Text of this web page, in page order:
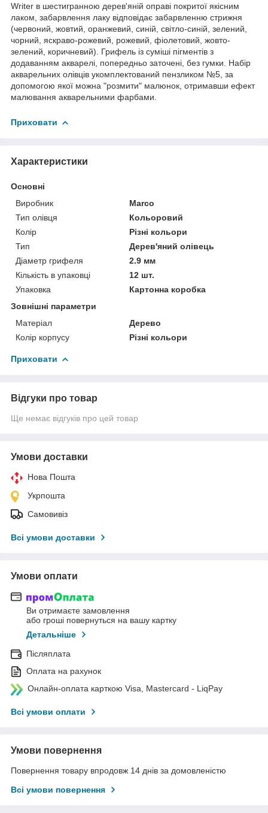
Writer в шестигранною дерев'яній оправі покритої якісним
лаком, забарвлення лаку відповідає забарвленню стрижня
(червоний, жовтий, оранжевий, синій, світло-синій, зелений,
чорний, яскраво-рожевий, рожевий, фіолетовий, жовто-
зелений, коричневий). Грифель із суміші пігментів з
додаванням акварелі, попередньо заточені, без гумки. Набір
акварельних олівців укомплектований пензликом №5, за
допомогою якої можна "розмити" малюнок, отримавши ефект
малювання акварельними фарбами.
Приховати
Характеристики
Основні
Виробник
Marco
Тип олівця
Кольоровий
Колір
Різні кольори
Тип
Дерев'яний олівець
Діаметр грифеля
2.9 мм
Кількість в упаковці
12 шт.
Упаковка
Картонна коробка
Зовнішні параметри
Матеріал
Дерево
Колір корпусу
Різні кольори
Приховати
Відгуки про товар
Ще немає відгуків про цей товар
Умови доставки
Нова Пошта
Укрпошта
Самовивіз
Всі умови доставки
Умови оплати
Ви отримаєте замовлення
або гроші повернуться на вашу картку
Детальніше
Післяплата
Оплата на рахунок
Онлайн-оплата карткою Visa, Mastercard - LiqPay
Всі умови оплати
Умови повернення
Повернення товару впродовж 14 днів за домовленістю
Всі умови повернення